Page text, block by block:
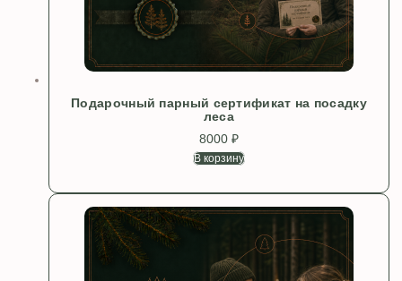
Подарочный парный сертификат на посадку
леса
8000 ₽
В корзину